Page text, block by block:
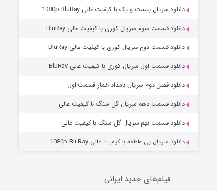
مردگان متحرک: شهر مرده ۳
قسمت2 (زیرنویس) منتشر شد
دانلود سریال بیست و یک با کیفیت عالی 1080p BluRay
دانلود قسمت سوم سریال کوری با کیفیت عالی BluRay
دانلود قسمت دوم سریال کوری با کیفیت عالی BluRay
دانلود قسمت اول سریال کوری با کیفیت عالی BluRay
دانلود فصل دوم سریال بامداد خمار قسمت اول
دانلود قسمت دهم سریال گل سنگ با کیفیت عالی
دانلود قسمت نهم سریال گل سنگ با کیفیت عالی
دانلود سریال بی عاطفه با کیفیت عالی 1080p BluRay
فیلم‌های جدید ایرانی